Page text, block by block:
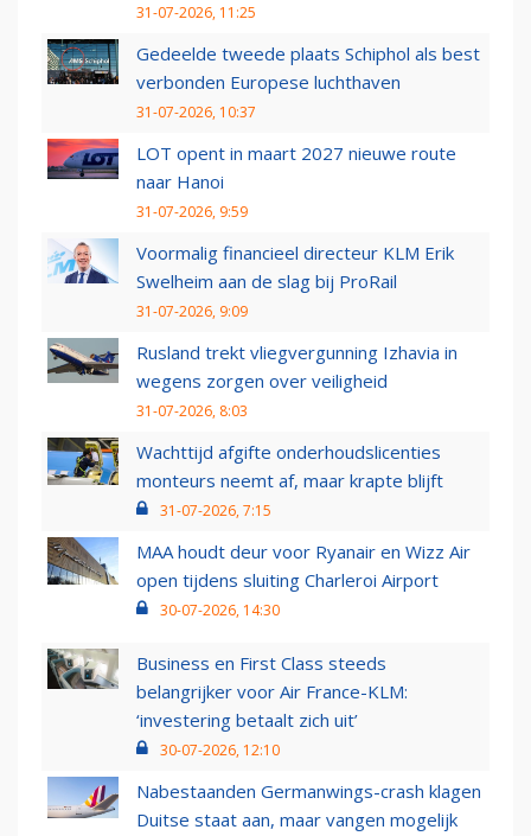
31-07-2026, 11:25
Gedeelde tweede plaats Schiphol als best
verbonden Europese luchthaven
31-07-2026, 10:37
LOT opent in maart 2027 nieuwe route
naar Hanoi
31-07-2026, 9:59
Voormalig financieel directeur KLM Erik
Swelheim aan de slag bij ProRail
31-07-2026, 9:09
Rusland trekt vliegvergunning Izhavia in
wegens zorgen over veiligheid
31-07-2026, 8:03
Wachttijd afgifte onderhoudslicenties
monteurs neemt af, maar krapte blijft
31-07-2026, 7:15
MAA houdt deur voor Ryanair en Wizz Air
open tijdens sluiting Charleroi Airport
30-07-2026, 14:30
Business en First Class steeds
belangrijker voor Air France-KLM:
‘investering betaalt zich uit’
30-07-2026, 12:10
Nabestaanden Germanwings-crash klagen
Duitse staat aan, maar vangen mogelijk